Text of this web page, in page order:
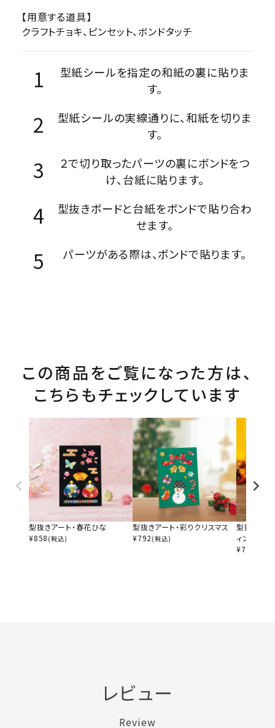
【用意する道具】
クラフトチョキ、ピンセット、ボンドタッチ
型紙シールを指定の和紙の裏に貼りま
す。
型紙シールの実線通りに、和紙を切りま
す。
２で切り取ったパーツの裏にボンドをつ
け、台紙に貼ります。
型抜きボードと台紙をボンドで貼り合わ
せます。
パーツがある際は、ボンドで貼ります。
この商品をご覧になった方は、
こちらもチェックしています
型抜きアート・春花ひな
¥858 (税込)
型抜きアート・彩りクリスマス
¥792 (税込)
型抜きアー
ィン
¥792
レビュー
Review